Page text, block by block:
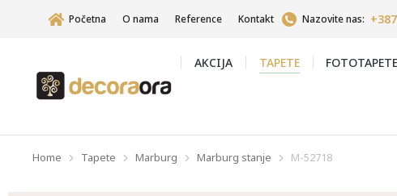
Početna O nama Reference Kontakt Nazovite nas:
AKCIJA TAPETE FOTOTAPETE
You are here:
Home Tapete Marburg Marburg stanje M-52718